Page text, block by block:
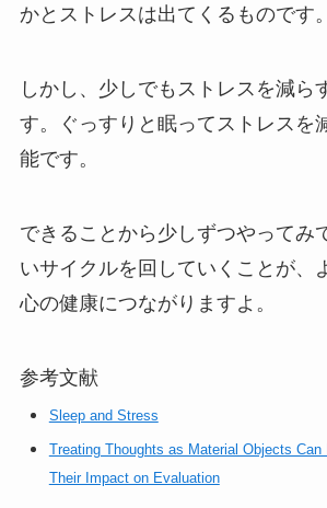
かとストレスは出てくるものです。
しかし、少しでもストレスを減ら
す。ぐっすりと眠ってストレスを
能です。
できることから少しずつやってみ
いサイクルを回していくことが、
心の健康につながりますよ。
参考文献
Sleep and Stress
Treating Thoughts as Material Objects Can
Their Impact on Evaluation